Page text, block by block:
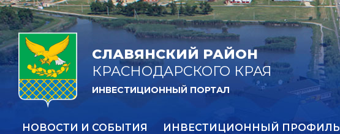
СЛАВЯНСКИЙ РАЙОН
КРАСНОДАРСКОГО КРАЯ
ИНВЕСТИЦИОННЫЙ ПОРТАЛ
НОВОСТИ И СОБЫТИЯ ИНВЕСТИЦИОННЫЙ ПРОФИЛЬ